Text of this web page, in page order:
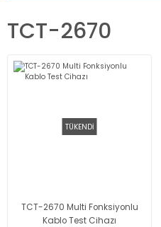
TCT-2670
TÜKENDİ
TCT-2670 Multi Fonksiyonlu
Kablo Test Cihazı